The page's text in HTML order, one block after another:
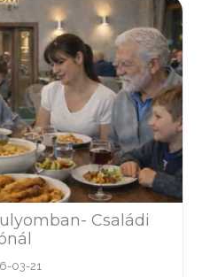
Családi
03-21